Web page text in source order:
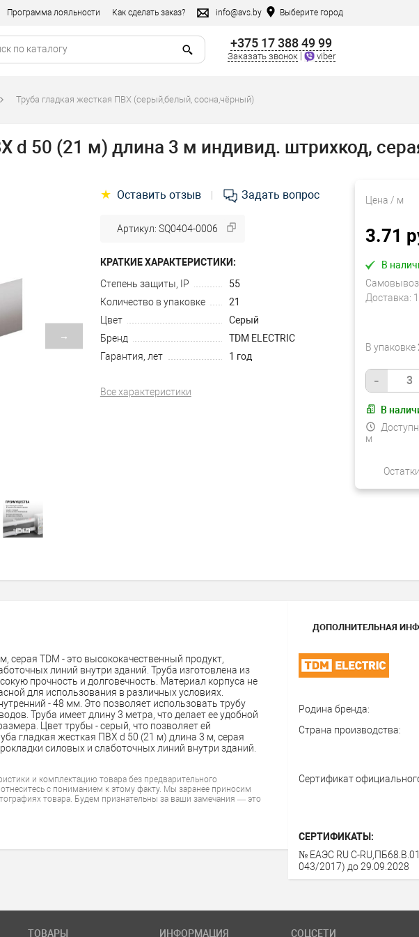
Программа лояльности Как сделать заказ? info@avs.by Выберите город
+375 17 388 49 99
Заказать звонок viber
Труба гладкая жесткая ПВХ (серый,белый, сосна,чёрный)
d 50 (21 м) длина 3 м индивид. штрихкод,
→
Цена / м
3.71
В
Доставка:
В упаковке
-
В
м
★ Оставить отзыв Задать вопрос
Артикул: SQ0404-0006
КРАТКИЕ ХАРАКТЕРИСТИКИ:
Степень защиты, IP
55
Количество в упаковке
21
Цвет
Серый
Бренд
TDM ELECTRIC
Гарантия, лет
1 год
Все характеристики
серая TDM - это высококачественный продукт,
линий внутри зданий. Труба изготовлена из
прочность и долговечность. Материал корпуса не
для использования в различных условиях.
- 48 мм. Это позволяет использовать трубу
Труба имеет длину 3 метра, что делает ее удобной
Цвет трубы - серый, что позволяет ей
гладкая жесткая ПВХ d 50 (21 м) длина 3 м, серая
силовых и слаботочных линий внутри зданий.
и комплектацию товара без предварительного
с пониманием к этому факту. Мы заранее приносим
товара. Будем признательны за ваши замечания — это
ДОПОЛНИТЕЛЬНАЯ
Родина бренда:
Страна производства:
Сертификат
СЕРТИФИКАТЫ:
№ ЕАЭС RU С-
043/2017) до 29.09.2028
ТОВАРЫ ИНФОРМАЦИЯ СОЦСЕТИ